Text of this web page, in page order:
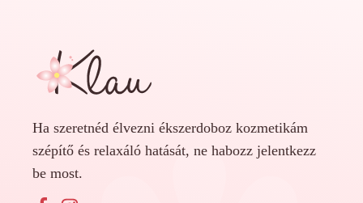
Ha szeretnéd élvezni ékszerdoboz kozmetikám
szépítő és relaxáló hatását, ne habozz jelentkezz
be most.